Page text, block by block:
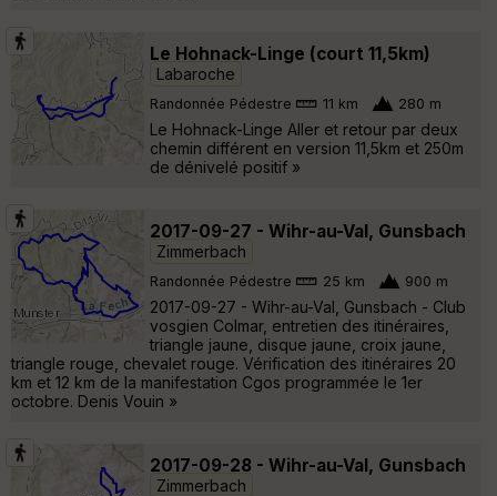
Le Hohnack-Linge (court 11,5km)
Labaroche
Randonnée Pédestre 11 km 280 m
Le Hohnack-Linge Aller et retour par deux
chemin différent en version 11,5km et 250m
de dénivelé positif »
2017-09-27 - Wihr-au-Val, Gunsbach
Zimmerbach
Randonnée Pédestre 25 km 900 m
2017-09-27 - Wihr-au-Val, Gunsbach - Club
vosgien Colmar, entretien des itinéraires,
triangle jaune, disque jaune, croix jaune,
triangle rouge, chevalet rouge. Vérification des itinéraires 20
km et 12 km de la manifestation Cgos programmée le 1er
octobre. Denis Vouin »
2017-09-28 - Wihr-au-Val, Gunsbach
Zimmerbach